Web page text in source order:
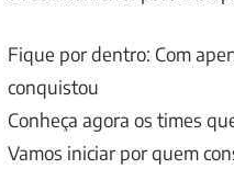
Fique por dentro: Com
conquistou
Conheça agora os times
Vamos iniciar por quem